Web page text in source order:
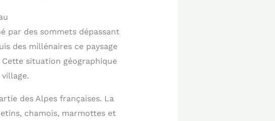
par des sommets dépassant
des millénaires ce paysage
situation géographique
des Alpes françaises. La
chamois, marmottes et